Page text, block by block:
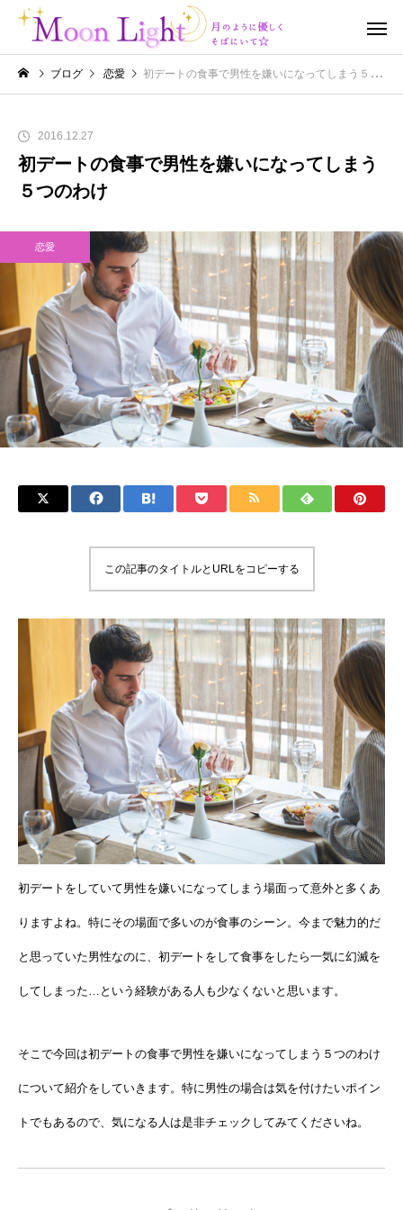
ブログ 恋愛 初デートの食事で男性を嫌いになってしまう５つのわけ
2016.12.27
初デートの食事で男性を嫌いになってしまう
５つのわけ
恋愛
この記事のタイトルとURLをコピーする
初デートをしていて男性を嫌いになってしまう場面って意外と多くあ
りますよね。特にその場面で多いのが食事のシーン。今まで魅力的だ
と思っていた男性なのに、初デートをして食事をしたら一気に幻滅を
してしまった…という経験がある人も少なくないと思います。
そこで今回は初デートの食事で男性を嫌いになってしまう５つのわけ
について紹介をしていきます。特に男性の場合は気を付けたいポイン
トでもあるので、気になる人は是非チェックしてみてくださいね。